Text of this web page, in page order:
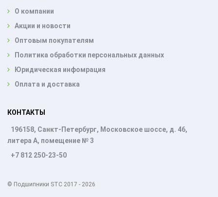
О компании
Акции и новости
Оптовым покупателям
Политика обработки персональных данных
Юридическая инфомрация
Оплата и доставка
КОНТАКТЫ
196158, Санкт-Петербург, Московское шоссе, д. 46,
литера А, помещение № 3
+7 812 250-23-50
© Подшипники STC 2017 - 2026